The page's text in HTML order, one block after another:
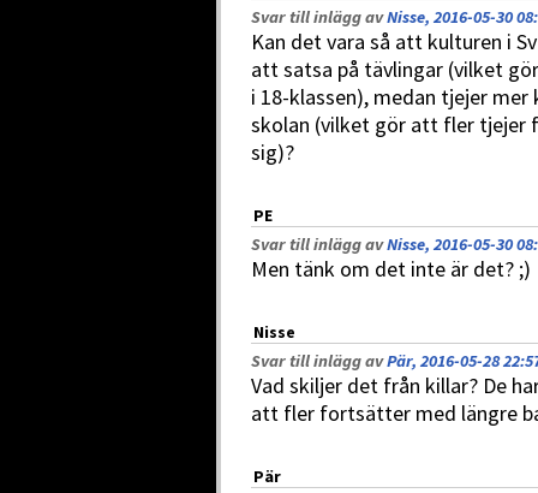
Svar till inlägg avNisse, 2016-05-30
Kan det vara så att kulturen i
att satsa på tävlingar (vilket
i 18-klassen), medan tjejer
skolan (vilket gör att fler tjejer
sig)?
PE
Svar till inlägg avNisse, 2016-05-30
Men tänk om det inte är det? ;)
Nisse
Svar till inlägg avPär, 2016-05-28
Vad skiljer det från killar? De
att fler fortsätter med längre
Pär